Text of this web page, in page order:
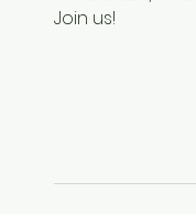
Join us!